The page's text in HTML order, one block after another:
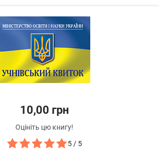
10,00 грн
Оцініть цю книгу!
5 / 5